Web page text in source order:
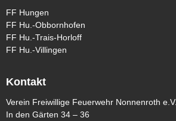
FF Hungen
FF Hu.-Obbornhofen
FF Hu.-Trais-Horloff
FF Hu.-Villingen
Kontakt
Verein Freiwillige Feuerwehr Nonnenroth e.V.
In den Gärten 34 – 36